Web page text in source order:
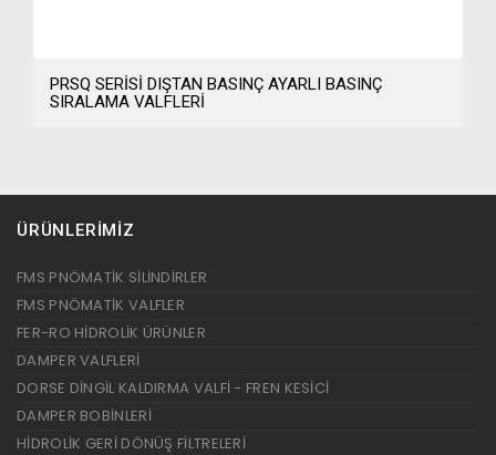
PRSQ SERİSİ DIŞTAN BASINÇ AYARLI BASINÇ
SIRALAMA VALFLERİ
ÜRÜNLERİMİZ
FMS PNÖMATİK SİLİNDİRLER
FMS PNÖMATİK VALFLER
FER-RO HİDROLİK ÜRÜNLER
DAMPER VALFLERİ
DORSE DİNGİL KALDIRMA VALFİ - FREN KESİCİ
DAMPER BOBİNLERİ
HİDROLİK GERİ DÖNÜŞ FİLTRELERİ